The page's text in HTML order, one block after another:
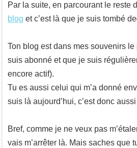
Par la suite, en parcourant le reste
blog et c’est là que je suis tombé
Ton blog est dans mes souvenirs
suis abonné et que je suis
encore actif).
Tu es aussi celui qui m’a donné
suis là aujourd’hui, c’est donc
Bref, comme je ne veux pas
vais m’arrêter là. Mais saches que